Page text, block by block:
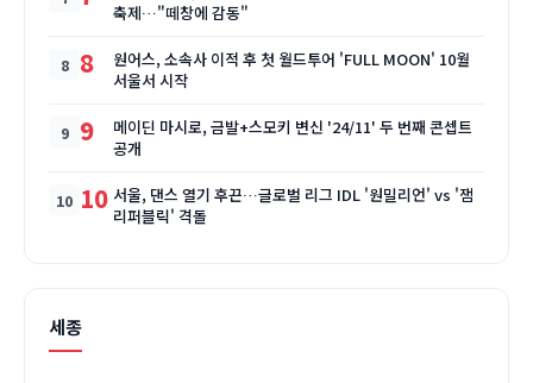
축제…"떼창에 감동"
8
원어스, 소속사 이적 후 첫 월드투어 'FULL MOON' 10월
서울서 시작
9
메이딘 마시로, 금발+스모키 변신 '24/11' 두 번째 콘셉트
공개
10 서울, 댄스 열기 후끈…글로벌 리그 IDL '원밀리언' vs '잼
리퍼블릭' 격돌
세종